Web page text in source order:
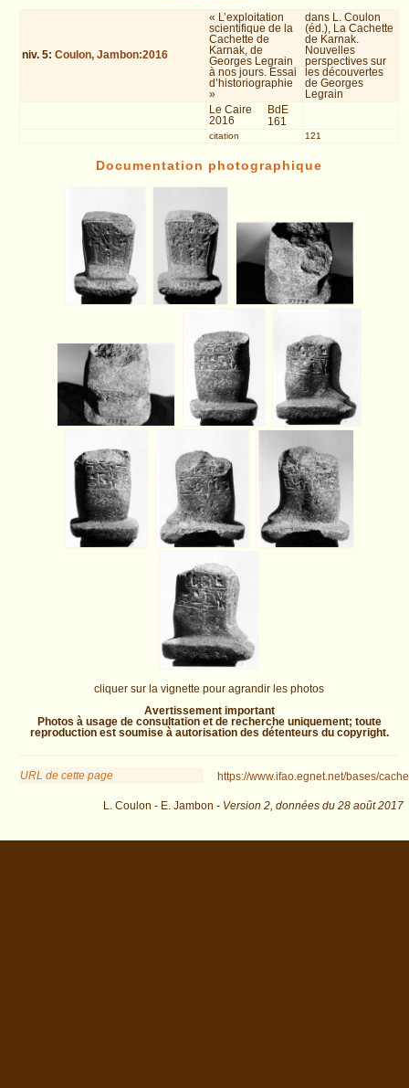
niv. 5:Coulon, Jambon:2016
« L’exploitation
scientifique de la
Cachette de
Karnak, de
Georges Legrain
à nos jours. Essai
d’historiographie
»
dans L. Coulon
(éd.), La Cachette
de Karnak.
Nouvelles
perspectives sur
les découvertes
de Georges
Legrain
Le Caire
2016
BdE
161
citation 121
Documentation photographique
cliquer sur la vignette pour agrandir les photos
Avertissement important
Photos à usage de consultation et de recherche uniquement; toute
reproduction est soumise à autorisation des détenteurs du copyright.
URL de cette page https://www.ifao.egnet.net/bases/
L. Coulon - E. Jambon - Version 2, données du 28 août 2017